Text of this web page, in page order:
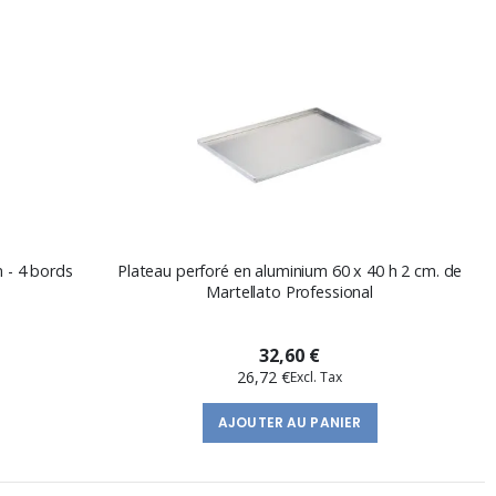
- 4 bords
Plateau perforé en aluminium 60 x 40 h 2 cm. de
Martellato Professional
32,60 €
26,72 €
AJOUTER AU PANIER